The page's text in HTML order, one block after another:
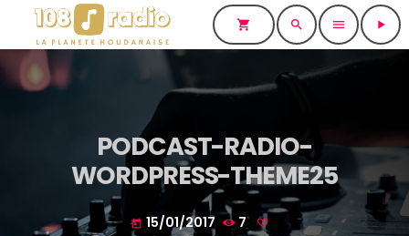
shopping_cart search menu play_arrow
PODCAST-RADIO-
WORDPRESS-THEME25
today 15/01/2017 7